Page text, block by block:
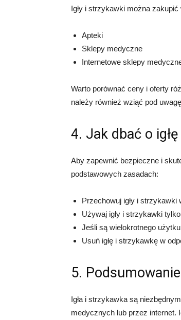
Igły i strzykawki można
Apteki
Sklepy medyczne
Internetowe sklepy
Warto porównać ceny i oferty
należy również wziąć pod
4. Jak dbać o
Aby zapewnić bezpieczne i
podstawowych zasadach:
Przechowuj igły i
Używaj igły i strzykawki
Jeśli są wielokrotnego
Usuń igłę i strzykawkę w
5. Podsumowanie
Igła i strzykawka są
medycznych lub przez internet.